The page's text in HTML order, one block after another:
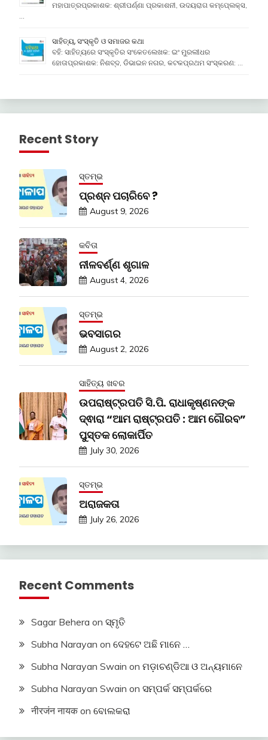
ମହାପାତ୍ରପ୍ରକାଶକ: ଶ୍ରୀପର୍ଣ୍ଣା ପ୍ରକାଶନୀ, ଉଦୟରାଗ କମ୍ପେ୍ଲକ୍ସ,
…
ସାହିତ୍ୟ, ସଂସ୍କୃତି ଓ ସମାଜର କଥା
ବହି: ସାହିତ୍ୟରେ ସଂସ୍କୃତିର ସଂକେତଲେଖକ: ଇଂ ମୁରଲୀଧର
ହୋତାପ୍ରକାଶକ: ନିଶବ୍ଦ, ଡିଭାଇନ ନଗର, କଟକପ୍ରଥମ ସଂସ୍କରଣ: …
Recent Story
ସ୍ତମ୍ଭ
ପ୍ରଶ୍ନ ପଚାରିବେ ?
August 9, 2026
କବିତା
ନୀଳବର୍ଣ୍ଣ ଶୃଗାଳ
August 4, 2026
ସ୍ତମ୍ଭ
ଭବସାଗର
August 2, 2026
ସାହିତ୍ୟ ଖବର
ଉପରାଷ୍ଟ୍ରପତି ସି.ପି. ରାଧାକୃଷ୍ଣନଙ୍କ
ଦ୍ଵାରା “ଆମ ରାଷ୍ଟ୍ରପତି : ଆମ ଗୌରବ”
ପୁସ୍ତକ ଲୋକାର୍ପିତ
July 30, 2026
ସ୍ତମ୍ଭ
ଅରାଜକତା
July 26, 2026
Recent Comments
Sagar Behera on ସ୍ମୃତି
Subha Narayan on ଦେହଟେ ଅଛି ମାନେ …
Subha Narayan Swain on ମଡ଼ାଚଣ୍ଡିଆ ଓ ଅନ୍ୟମାନେ
Subha Narayan Swain on ସମ୍ପର୍କ ସମ୍ପର୍କରେ
नीरजंन नायक on ବୋଲକରା